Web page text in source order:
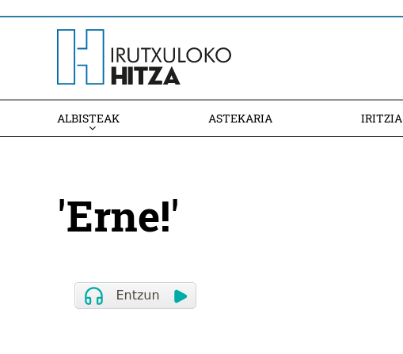
ALBISTEAK ASTEKARIA IRITZIA
'Erne!'